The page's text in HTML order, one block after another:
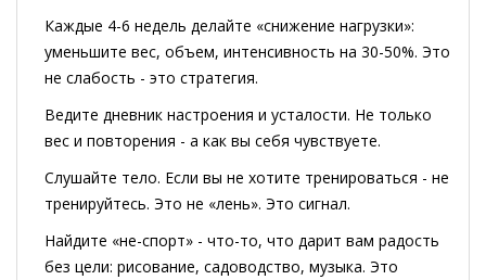
Каждые 4-6 недель делайте «снижение нагрузки»:
уменьшите вес, объем, интенсивность на 30-50%. Это
не слабость - это стратегия.
Ведите дневник настроения и усталости. Не только
вес и повторения - а как вы себя чувствуете.
Слушайте тело. Если вы не хотите тренироваться - не
тренируйтесь. Это не «лень». Это сигнал.
Найдите «не-спорт» - что-то, что дарит вам радость
без цели: рисование, садоводство, музыка. Это